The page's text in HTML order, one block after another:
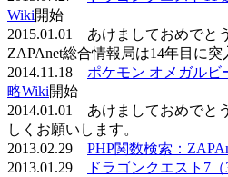
Wiki開始
2015.01.01 あけましておめでと
ZAPAnet総合情報局は14年目に突
2014.11.18 ポケモン オメガルビ
略Wiki開始
2014.01.01 あけましておめでと
しくお願いします。
2013.02.29 PHP関数検索：
2013.01.29
ドラゴンクエスト7